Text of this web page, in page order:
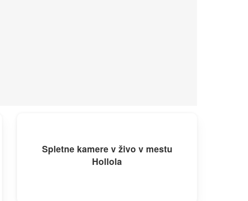
Spletne kamere v živo v mestu
Hollola